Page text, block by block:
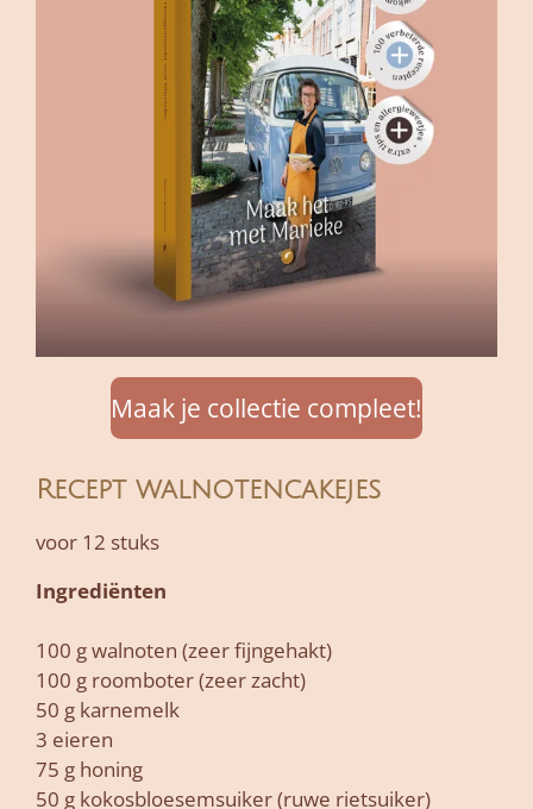
Maak je collectie compleet!
Recept walnotencakejes
voor 12 stuks
Ingrediënten
100 g walnoten (zeer fijngehakt)
100 g roomboter (zeer zacht)
50 g karnemelk
3 eieren
75 g honing
50 g kokosbloesemsuiker (ruwe rietsuiker)